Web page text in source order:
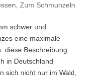
Zum Schmunzeln
schwer und
eine maximale
diese Beschreibung
in Deutschland
sich nicht nur im Wald,